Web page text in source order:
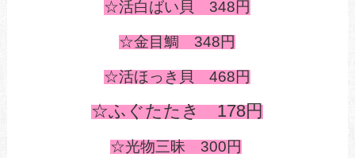
☆活白ばい貝 348円
☆金目鯛 348円
☆活ほっき貝 468円
☆ふぐたたき 178円
☆光物三昧 300円